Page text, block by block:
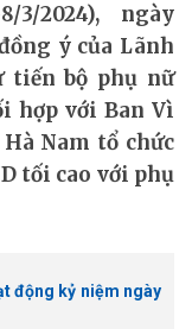
3/2024), ngày
ý của Lãnh
tiến bộ phụ nữ
hợp với Ban Vì
Nam tổ chức
tối cao với phụ
động kỷ niệm ngày